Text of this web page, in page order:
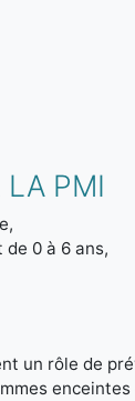
LA PMI
0 à 6 ans,
un rôle de